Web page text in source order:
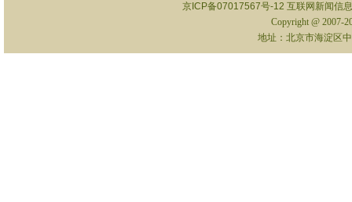
京ICP备07017567号-12 互联网新闻信
Copyright @ 2007-
地址：北京市海淀区